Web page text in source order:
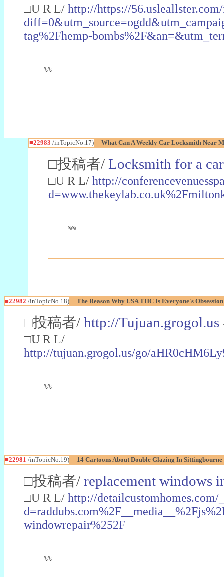
□U R L/ http://https://
tag%2Fhemp-
%%
■22983 /inTopicNo.17) What Can A Weekly Car Locksmith Near
□投稿者/ Locksmith for a car
□U R L/ http://
%%
■22982 /inTopicNo.18) The Reason Why USA THC Is Everyone's
□投稿者/ http://Tujuan.grogol.us
□U R L/
http://tujuan.grogol.us/go/
%%
■22981 /inTopicNo.19) 14 Cartoons About Double Glazing In
□投稿者/ replacement windows
□U R L/ http://detailcustomhomes.com/
windowrepair%252F
%%